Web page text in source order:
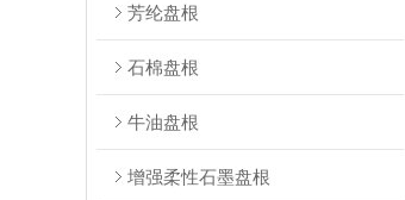
芳纶盘根
石棉盘根
牛油盘根
增强柔性石墨盘根